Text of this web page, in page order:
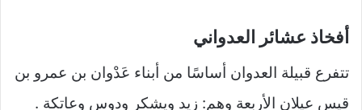
أفخاذ عشائر العدواني
تتفرع قبيلة العدوان أساسًا من أبناء عَدْوان بن عمرو بن
قيس عيلان الأربعة وهم: زيد ويشكر ودوس وعاتكة .